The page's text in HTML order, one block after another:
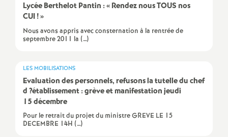
l
d
e
Lycée Berthelot Pantin : «Rendez nousTOUSnos
CUI!»
Nous avons appris avec consternation à la rentrée de
septembre 2011 la (…)
LES MOBILISATIONS
Evaluation des personnels, refusons la tutelle du chef
d?établissement : grève et manifestation jeudi
15 décembre
Pour le retrait du projet du ministre GREVE LE 15
DECEMBRE 14H (…)